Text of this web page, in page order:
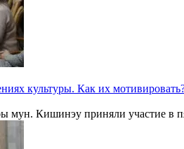
культуры. Как их
мун. Кишинэу приняли участие в